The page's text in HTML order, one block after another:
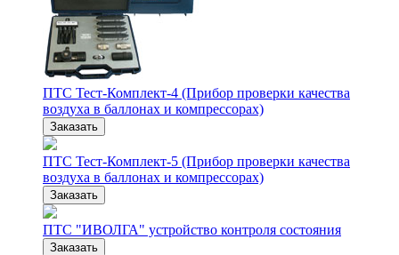
ПТС Тест-Комплект-4 (Прибор проверки качества
воздуха в баллонах и компрессорах)
Заказать
ПТС Тест-Комплект-5 (Прибор проверки качества
воздуха в баллонах и компрессорах)
Заказать
ПТС "ИВОЛГА" устройство контроля состояния
Заказать